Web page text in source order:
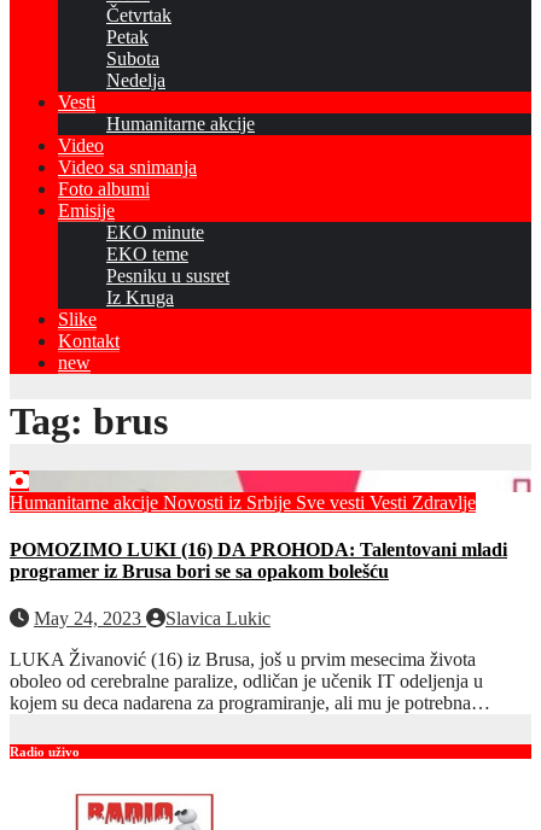
Četvrtak
Petak
Subota
Nedelja
Vesti
Humanitarne akcije
Video
Video sa snimanja
Foto albumi
Emisije
EKO minute
EKO teme
Pesniku u susret
Iz Kruga
Slike
Kontakt
new
Tag: brus
Humanitarne akcije Novosti iz Srbije Sve vesti Vesti Zdravlje
POMOZIMO LUKI (16) DA PROHODA: Talentovani mladi
programer iz Brusa bori se sa opakom bolešću
May 24, 2023
Slavica Lukic
LUKA Živanović (16) iz Brusa, još u prvim mesecima života
oboleo od cerebralne paralize, odličan je učenik IT odeljenja u
kojem su deca nadarena za programiranje, ali mu je potrebna…
Radio uživo